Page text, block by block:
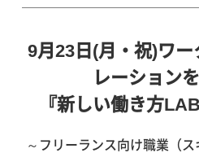
9月23日(月・祝)ワ
レーション
『新しい働き方
～フリーランス向け職業（